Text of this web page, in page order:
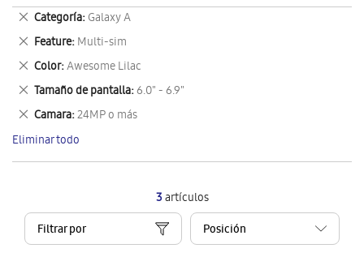
3artículos
Filtrar por
Categoría Galaxy A
Eliminar
este
artículo
Feature Multi-sim
Eliminar
este
artículo
Color Awesome Lilac
Eliminar
este
artículo
Tamaño de pantalla 6.0" - 6.9"
Eliminar
este
artículo
Camara 24MP o más
Eliminar
este
artículo
Eliminar todo